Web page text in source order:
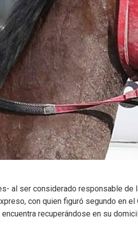
al ser considerado responsable de
con quien figuró segundo en el
recuperándose en su